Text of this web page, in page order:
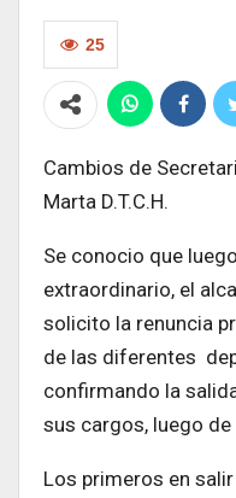
25
Cambios de
Marta D.T.C.H.
Se conocio que
extraordinario, el
solicito la renuncia
de las diferentes
confirmando la
sus cargos, luego
Los primeros en